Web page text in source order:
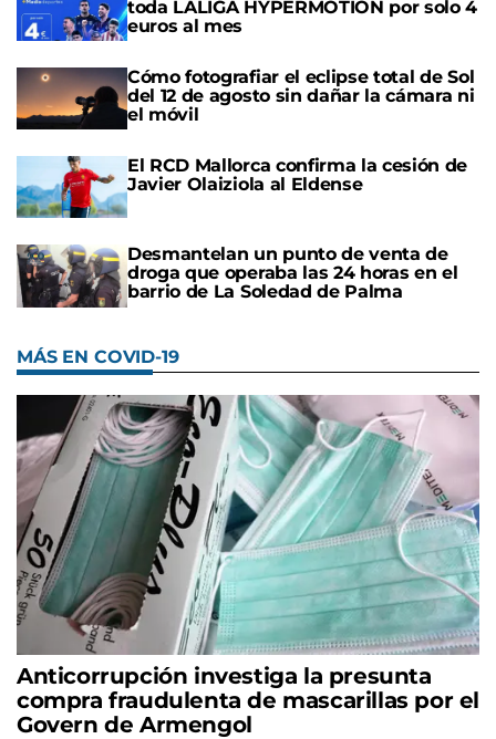
toda LALIGA HYPERMOTION por solo 4
euros al mes
Cómo fotografiar el eclipse total de Sol
del 12 de agosto sin dañar la cámara ni
el móvil
El RCD Mallorca confirma la cesión de
Javier Olaiziola al Eldense
Desmantelan un punto de venta de
droga que operaba las 24 horas en el
barrio de La Soledad de Palma
MÁS EN COVID-19
Anticorrupción investiga la presunta
compra fraudulenta de mascarillas por el
Govern de Armengol